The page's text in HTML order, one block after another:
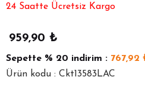
24 Saatte Ücretsiz Kargo
959,90 ₺
Sepette % 20 indirim : 767,92
Ürün kodu : Ckt13583LAC